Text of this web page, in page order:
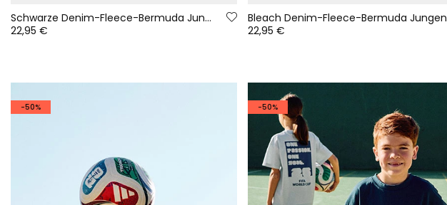
Schwarze Denim-Fleece-Bermuda Jungen
22,95 €
Bleach Denim-Fleece-Bermuda Jungen
22,95 €
-50% -50%